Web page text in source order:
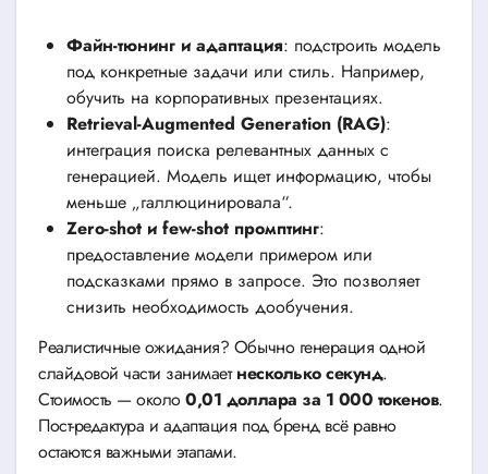
Файн-тюнинг и адаптация: подстроить модель
под конкретные задачи или стиль. Например,
обучить на корпоративных презентациях.
Retrieval-Augmented Generation (RAG):
интеграция поиска релевантных данных с
генерацией. Модель ищет информацию, чтобы
меньше „галлюцинировала“.
Zero-shot и few-shot промптинг:
предоставление модели примером или
подсказками прямо в запросе. Это позволяет
снизить необходимость дообучения.
Реалистичные ожидания? Обычно генерация одной
слайдовой части занимаетнесколько секунд.
Стоимость — около0,01 доллара за 1 000 токенов.
Пост-редактура и адаптация под бренд всё равно
остаются важными этапами.